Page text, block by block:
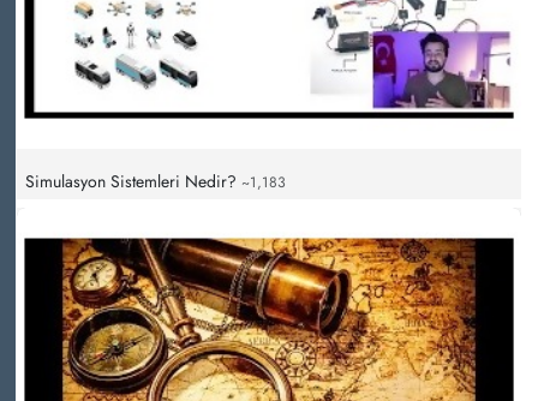
Simulasyon Sistemleri Nedir? ~1,183